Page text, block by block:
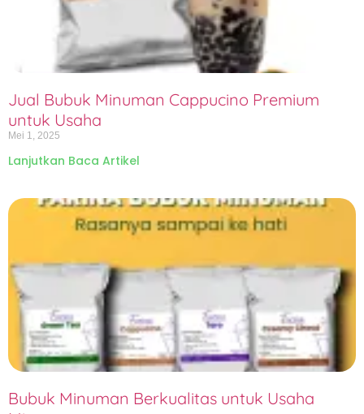
Jual Bubuk Minuman Cappucino Premium
untuk Usaha
Mei 1, 2025
Lanjutkan Baca Artikel
Bubuk Minuman Berkualitas untuk Usaha